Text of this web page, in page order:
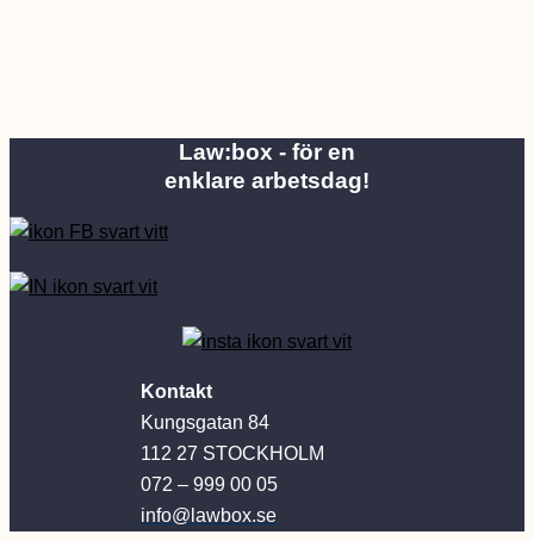
Law:box - för en
enklare arbetsdag!
Kontakt
Kungsgatan 84
112 27 STOCKHOLM
072 – 999 00 05
info@lawbox.se